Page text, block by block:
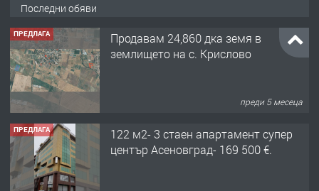
Последни обяви
ПРЕДЛАГА
Продавам 24,860 дка земя в
землището на с. Крислово
преди 5 месеца
ПРЕДЛАГА
122 м2- 3 стаен апартамент супер
център Асеновград- 169 500 €.